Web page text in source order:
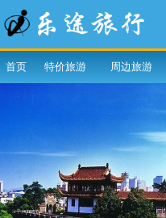
首页 特价旅游 周边旅游